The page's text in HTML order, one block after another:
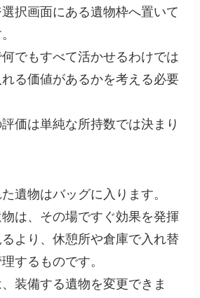
択画面にある遺物枠へ置いて
でもすべて活かせるわけでは
る価値があるかを考える必要
価は単純な所持数では決まり
遺物はバッグに入ります。
は、その場ですぐ効果を発揮
より、休憩所や倉庫で入れ替
するものです。
装備する遺物を変更できま